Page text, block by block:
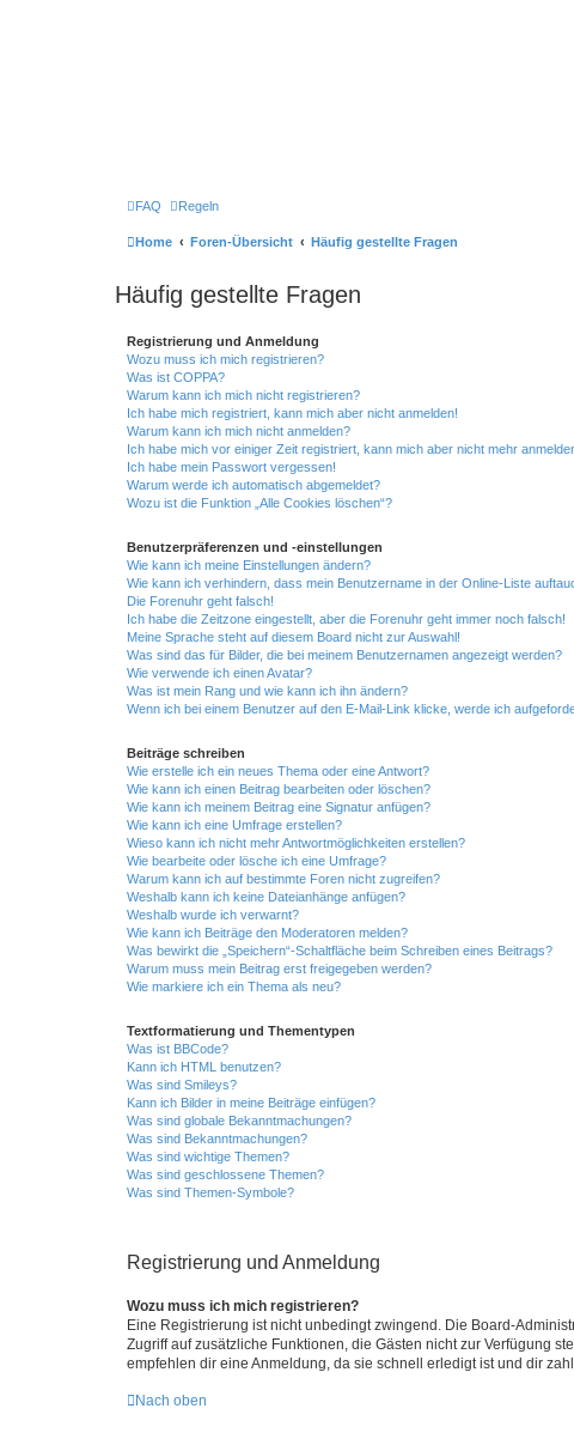
FAQ Regeln
Home Foren-Übersicht Häufig gestellte Fragen
Häufig gestellte Fragen
Registrierung und Anmeldung
Wozu muss ich mich registrieren?
Was ist COPPA?
Warum kann ich mich nicht registrieren?
Ich habe mich registriert, kann mich aber nicht anmelden!
Warum kann ich mich nicht anmelden?
Ich habe mich vor einiger Zeit registriert, kann mich aber nicht mehr
Ich habe mein Passwort vergessen!
Warum werde ich automatisch abgemeldet?
Wozu ist die Funktion „Alle Cookies löschen“?
Benutzerpräferenzen und -einstellungen
Wie kann ich meine Einstellungen ändern?
Wie kann ich verhindern, dass mein Benutzername in der Online-Liste
Die Forenuhr geht falsch!
Ich habe die Zeitzone eingestellt, aber die Forenuhr geht immer noch falsch!
Meine Sprache steht auf diesem Board nicht zur Auswahl!
Was sind das für Bilder, die bei meinem Benutzernamen angezeigt werden?
Wie verwende ich einen Avatar?
Was ist mein Rang und wie kann ich ihn ändern?
Wenn ich bei einem Benutzer auf den E-Mail-Link klicke, werde ich
Beiträge schreiben
Wie erstelle ich ein neues Thema oder eine Antwort?
Wie kann ich einen Beitrag bearbeiten oder löschen?
Wie kann ich meinem Beitrag eine Signatur anfügen?
Wie kann ich eine Umfrage erstellen?
Wieso kann ich nicht mehr Antwortmöglichkeiten erstellen?
Wie bearbeite oder lösche ich eine Umfrage?
Warum kann ich auf bestimmte Foren nicht zugreifen?
Weshalb kann ich keine Dateianhänge anfügen?
Weshalb wurde ich verwarnt?
Wie kann ich Beiträge den Moderatoren melden?
Was bewirkt die „Speichern“-Schaltfläche beim Schreiben eines Beitrags?
Warum muss mein Beitrag erst freigegeben werden?
Wie markiere ich ein Thema als neu?
Textformatierung und Thementypen
Was ist BBCode?
Kann ich HTML benutzen?
Was sind Smileys?
Kann ich Bilder in meine Beiträge einfügen?
Was sind globale Bekanntmachungen?
Was sind Bekanntmachungen?
Was sind wichtige Themen?
Was sind geschlossene Themen?
Was sind Themen-Symbole?
Registrierung und Anmeldung
Wozu muss ich mich registrieren?
Eine Registrierung ist nicht unbedingt zwingend. Die Board-
Zugriff auf zusätzliche Funktionen, die Gästen nicht zur Verfügung
empfehlen dir eine Anmeldung, da sie schnell erledigt ist und dir
Nach oben